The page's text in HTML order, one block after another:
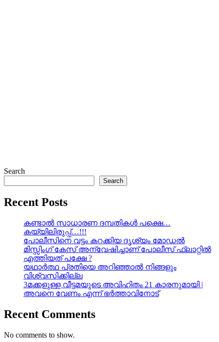
Search
Search
Recent Posts
കണ്ടാൽ സാധാരണ ദമ്പതികൾ പക്ഷെ…
കയ്യിലിരുപ്പ്…!!!
പോലീസിനെ വട്ടം കറക്കിയ ദൃശ്യം മോഡല്‍
മിസ്സിംഗ് കേസ് അന്വേഷിച്ചാണ് പോലീസ് ഫ്ലാറ്റിൽ
എത്തിയത് പക്ഷേ ?
യഥാർത്ഥ പ്രതിയെ അറിഞ്ഞാൽ നിങ്ങളും
വിശ്വസിക്കില്ല
3മക്കളുള്ള വീട്ടമയുടെ അവിഹിതം 21 കാരനുമായി |
അവനെ വേണം എന്ന് ഭർത്താവിനോട്
Recent Comments
No comments to show.